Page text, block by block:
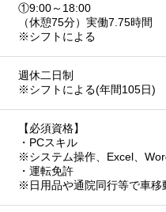
①9:00～18:00
（休憩75分）実働7.75時間
※シフトによる
週休二日制
※シフトによる(年間105日)
【必須資格】
・PCスキル
※システム操作、Excel、
・運転免許
※日用品や通院同行等で車移